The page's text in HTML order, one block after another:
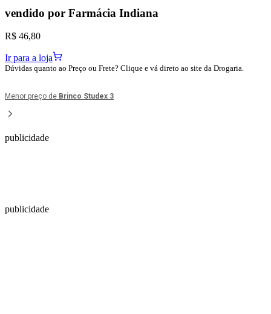
vendido por Farmácia Indiana
R$ 46,80
Ir para a loja
Dúvidas quanto ao Preço ou Frete? Clique e vá direto ao site da Drogaria.
Menor preço de Brinco Studex 3
publicidade
publicidade